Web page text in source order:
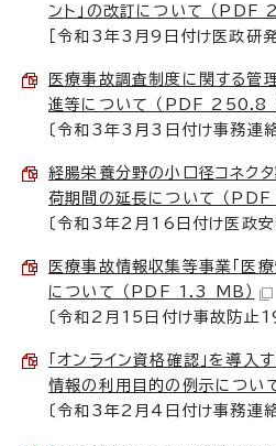
ント」の改訂について （PDF
［令和3年3月9日付け医政研
医療事故調査制度に関する管
進等について （PDF 250.8
〔令和3年3月3日付け事務連絡
経腸栄養分野の小口径コネク
荷期間の延長について （
〔令和3年2月16日付け医政
医療事故情報収集等事業「医
について （PDF 1.3 MB）
〔令和2月15日付け事故防止
「オンライン資格確認」を導入
情報の利用目的の例示につ
〔令和3年2月4日付け事務連絡